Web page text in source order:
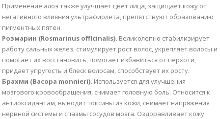
Применение алоэ также улучшает цвет лица, защищает кожу от
негативного влияния ультрафиолета, препятствуют образованию
пигментных пятен.
Розмарин (Rosmarinus officinalis). Великолепно стабилизирует
работу сальных желез, стимулирует рост волос, укрепляет волосы и
помогает их восстановить, помогает избавиться от перхоти,
придает упругость и блеск волосам, способствует их росту.
Брахми (Bacopa monnieri). Используется для улучшения
мозгового кровообращения, снимает головную боль. Относится к
антиоксидантам, выводит токсины из кожи, снимает напряжения
нервной системы и спазмы сосудов мозга. Оздоравливает кожу